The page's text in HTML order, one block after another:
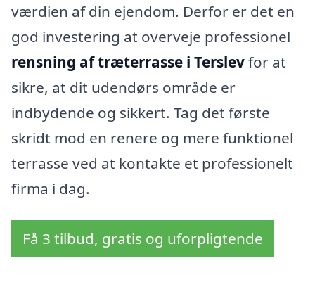
værdien af din ejendom. Derfor er det en
god investering at overveje professionel
rensning af træterrasse i Terslevfor at
sikre, at dit udendørs område er
indbydende og sikkert. Tag det første
skridt mod en renere og mere funktionel
terrasse ved at kontakte et professionelt
firma i dag.
Få 3 tilbud, gratis og uforpligtende